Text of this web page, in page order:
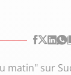
matin" sur